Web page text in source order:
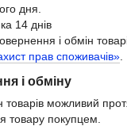
дня.
14 днів
і обмін
прав споживачів»
і обміну
товарів можливий
товару покупцем.